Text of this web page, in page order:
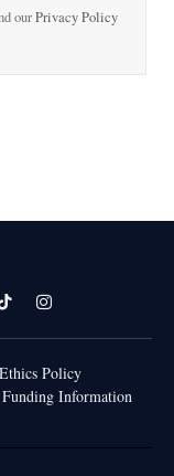
ourPrivacy Policy
TikTokInstagram
Ethics Policy
Information